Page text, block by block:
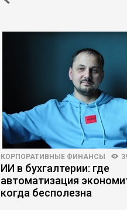
КОРПОРАТИВНЫЕ ФИНАНСЫ
ИИ в бухгалтерии: где
автоматизация
когда бесполезна